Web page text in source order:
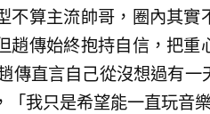
不算主流帥哥，圈內其
趙傳始終抱持自信，把重
傳直言自己從沒想過有
我只是希望能一直玩音